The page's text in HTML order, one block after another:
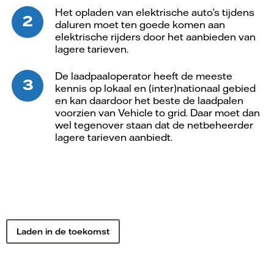
Het opladen van elektrische auto’s tijdens
daluren moet ten goede komen aan
elektrische rijders door het aanbieden van
lagere tarieven.
De laadpaaloperator heeft de meeste
kennis op lokaal en (inter)nationaal gebied
en kan daardoor het beste de laadpalen
voorzien van Vehicle to grid. Daar moet dan
wel tegenover staan dat de netbeheerder
lagere tarieven aanbiedt.
Laden in de toekomst